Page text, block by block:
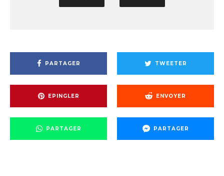
PARTAGER TWEETER
EPINGLER ENVOYER
PARTAGER PARTAGER